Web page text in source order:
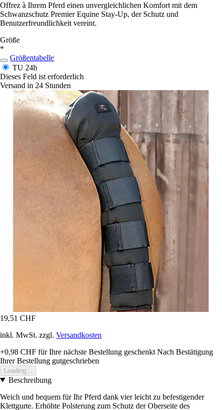
Offrez à Ihrem Pferd einen unvergleichlichen Komfort mit dem
Schwanzschutz Premier Equine Stay-Up, der Schutz und
Benutzerfreundlichkeit vereint.
Größe
*
Größentabelle
TU 24h
Dieses Feld ist erforderlich
Versand in 24 Stunden
19,51 CHF
inkl. MwSt. zzgl. Versandkosten
+0,98 CHF für Ihre nächste Bestellung geschenkt Nach Bestätigung
Ihrer Bestellung gutgeschrieben
Loading...
Beschreibung
Weich und bequem für Ihr Pferd dank vier leicht zu befestigender
Klettgurte. Erhöhte Polsterung zum Schutz der Oberseite des